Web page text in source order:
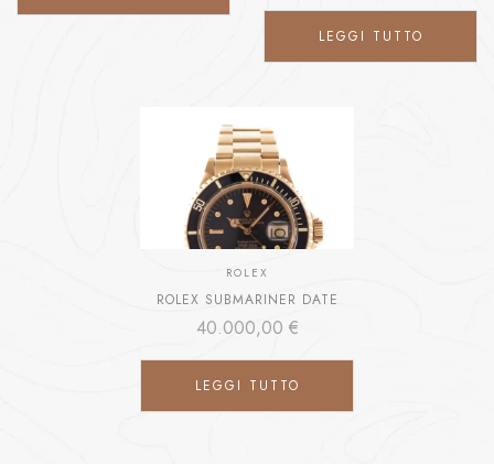
LEGGI TUTTO
ROLEX
ROLEX SUBMARINER DATE
40.000,00 €
LEGGI TUTTO